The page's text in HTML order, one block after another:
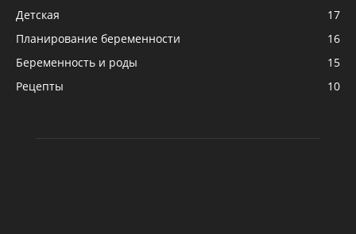
Детская
17
Планирование беременности
16
Беременность и роды
15
Рецепты
10